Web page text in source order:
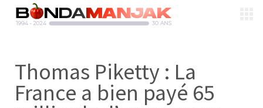
Thomas Piketty : La
France a bien payé 65